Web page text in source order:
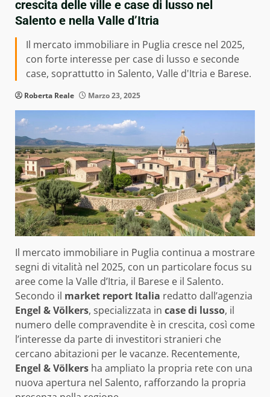
crescita delle ville e case di lusso nel
Salento e nella Valle d’Itria
Il mercato immobiliare in Puglia cresce nel 2025,
con forte interesse per case di lusso e seconde
case, soprattutto in Salento, Valle d'Itria e Barese.
Roberta Reale Marzo 23, 2025
Il mercato immobiliare in Puglia continua a mostrare
segni di vitalità nel 2025, con un particolare focus su
aree come la Valle d’Itria, il Barese e il Salento.
Secondo il market report Italia redatto dall’agenzia
Engel & Völkers, specializzata in case di lusso, il
numero delle compravendite è in crescita, così come
l’interesse da parte di investitori stranieri che
cercano abitazioni per le vacanze. Recentemente,
Engel & Völkers ha ampliato la propria rete con una
nuova apertura nel Salento, rafforzando la propria